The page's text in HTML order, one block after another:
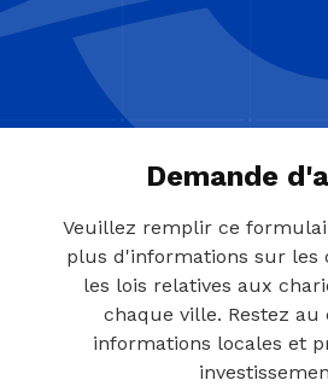
Demande
Veuillez remplir ce
plus d'informations sur les
les lois relatives aux
chaque ville. Restez au
informations locales et